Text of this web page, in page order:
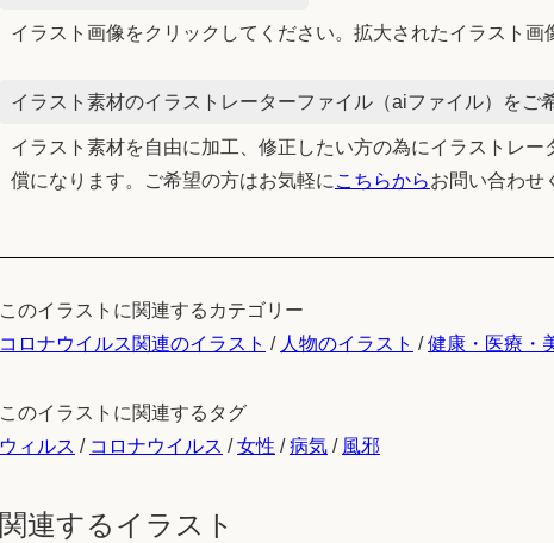
イラスト画像をクリックしてください。拡大されたイラスト
イラスト素材のイラストレーターファイル（aiファイル）をご
イラスト素材を自由に加工、修正したい方の為にイラストレ
償になります。ご希望の方はお気軽に こちらからお問い合わせ
このイラストに関連するカテゴリー
コロナウイルス関連のイラスト / 人物のイラスト /健康・医療・
このイラストに関連するタグ
ウィルス / コロナウイルス /女性 /病気 / 風邪
関連するイラスト